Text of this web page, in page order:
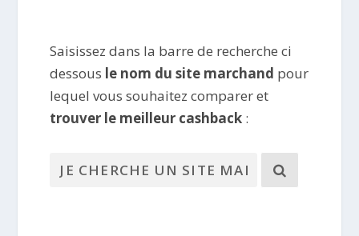
Saisissez dans la barre de recherche ci
dessous le nom du site marchand pour
lequel vous souhaitez comparer et
trouver le meilleur cashback :